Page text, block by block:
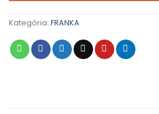
Kategória: FRANKA